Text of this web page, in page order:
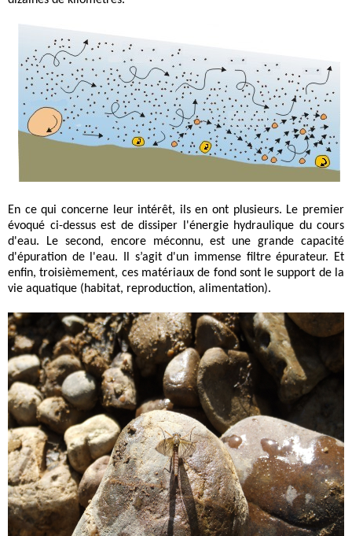
En ce qui concerne leur intérêt, ils en ont plusieurs. Le premier
évoqué ci-dessus est de dissiper l'énergie hydraulique du cours
d'eau. Le second, encore méconnu, est une grande capacité
d'épuration de l'eau. Il s’agit d'un immense filtre épurateur. Et
enfin, troisièmement, ces matériaux de fond sont le support de la
vie aquatique (habitat, reproduction, alimentation).